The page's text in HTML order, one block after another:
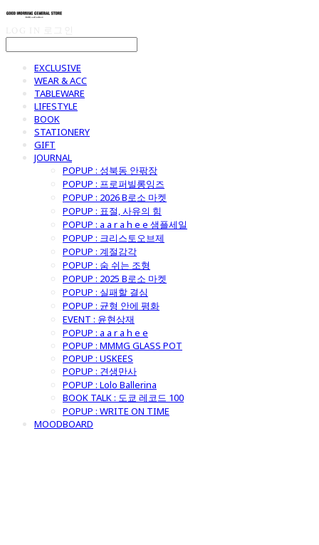
EXCLUSIVE
WEAR & ACC
TABLEWARE
LIFESTYLE
BOOK
STATIONERY
GIFT
JOURNAL
POPUP : 성북동 안팎장
POPUP : 프로퍼빌롱잉즈
POPUP : 2026 B로소 마켓
POPUP : 표절, 사유의 힘
POPUP : a a r a h e e 샘플세일
POPUP : 크리스토오브제
POPUP : 계절감각
POPUP : 숨 쉬는 조형
POPUP : 2025 B로소 마켓
POPUP : 실패할 결심
POPUP : 균형 안에 평화
EVENT : 윤현상재
POPUP : a a r a h e e
POPUP : MMMG GLASS POT
POPUP : USKEES
POPUP : 견생만사
POPUP : Lolo Ballerina
BOOK TALK : 도쿄 레코드 100
POPUP : WRITE ON TIME
MOODBOARD